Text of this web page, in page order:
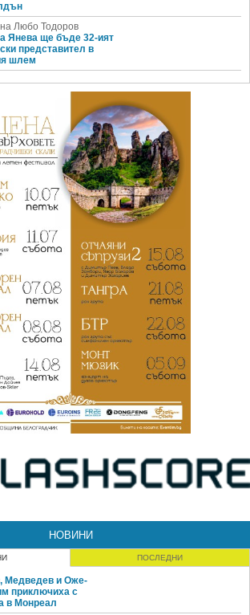
на Любо Тодоров
Янева ще бъде 32-ият
представител в
шлем
НОВИНИ
ПОСЛЕДНИ
Медведев и Оже-
приключиха с
в Монреал